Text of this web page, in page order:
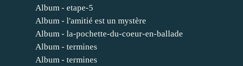
Album - etape-5
Album - l'amitié est un mystère
Album - la-pochette-du-coeur-en-ballade
Album - termines
Album - termines